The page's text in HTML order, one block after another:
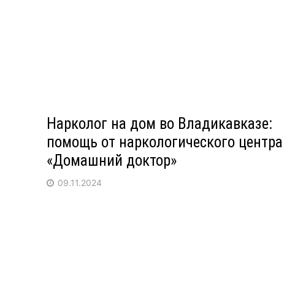
Нарколог на дом во Владикавказе:
помощь от наркологического центра
«Домашний доктор»
09.11.2024